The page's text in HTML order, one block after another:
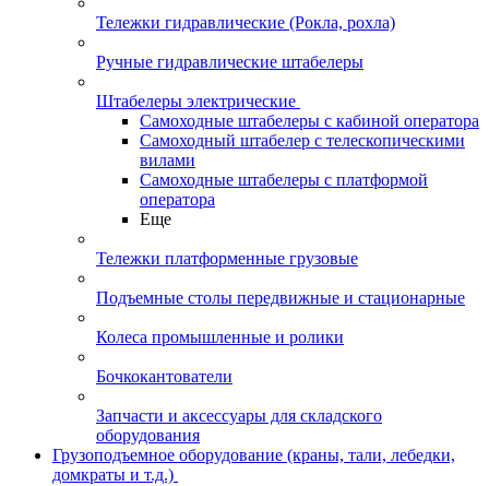
Тележки гидравлические (Рокла, рохла)
Ручные гидравлические штабелеры
Штабелеры электрические
Самоходные штабелеры с кабиной оператора
Самоходный штабелер с телескопическими
вилами
Самоходные штабелеры с платформой
оператора
Еще
Тележки платформенные грузовые
Подъемные столы передвижные и стационарные
Колеса промышленные и ролики
Бочкокантователи
Запчасти и аксессуары для складского
оборудования
Грузоподъемное оборудование (краны, тали, лебедки,
домкраты и т.д.)